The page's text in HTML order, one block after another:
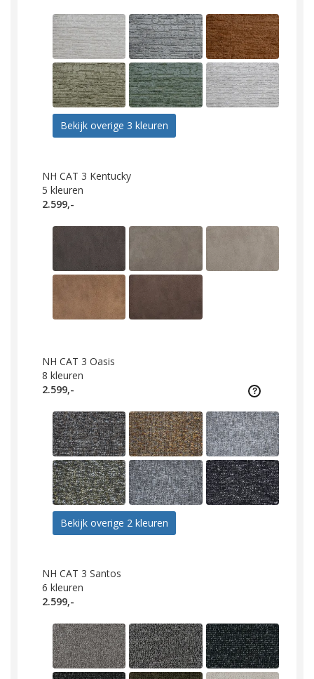
Bekijk overige 3 kleuren
NH CAT 3 Kentucky
5 kleuren
2.599,-
NH CAT 3 Oasis
8 kleuren
2.599,-
Bekijk overige 2 kleuren
NH CAT 3 Santos
6 kleuren
2.599,-